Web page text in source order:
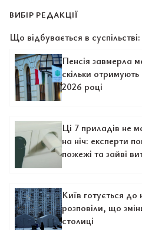
ВИБІР РЕДАКЦІЇ
Що відбувається в суспільстві:
Пенсія завмерла
скільки
2026 році
Ці 7 приладів не
на ніч: експерти
пожежі та зайві
Київ готується
розповіли, що
столиці